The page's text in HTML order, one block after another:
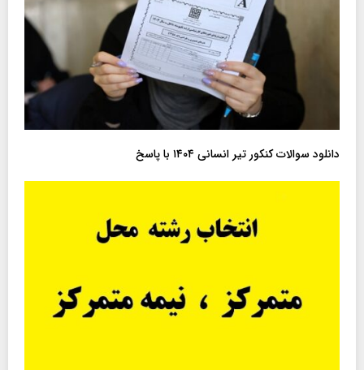
دانلود سوالات کنکور تیر انسانی ۱۴۰۴ با پاسخ